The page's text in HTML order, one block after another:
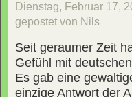
Dienstag, Februar 17,
gepostet von Nils
Seit geraumer Zeit
Gefühl mit
Es gab eine
einzige Antwort der